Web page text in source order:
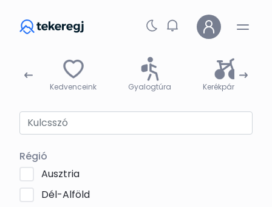
Kedvenceink Gyalogtúra Kerékpártúra
Régió
Ausztria
Dél-Alföld